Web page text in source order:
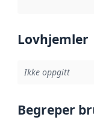
Lovhjemler
Ikke oppgitt
Begreper